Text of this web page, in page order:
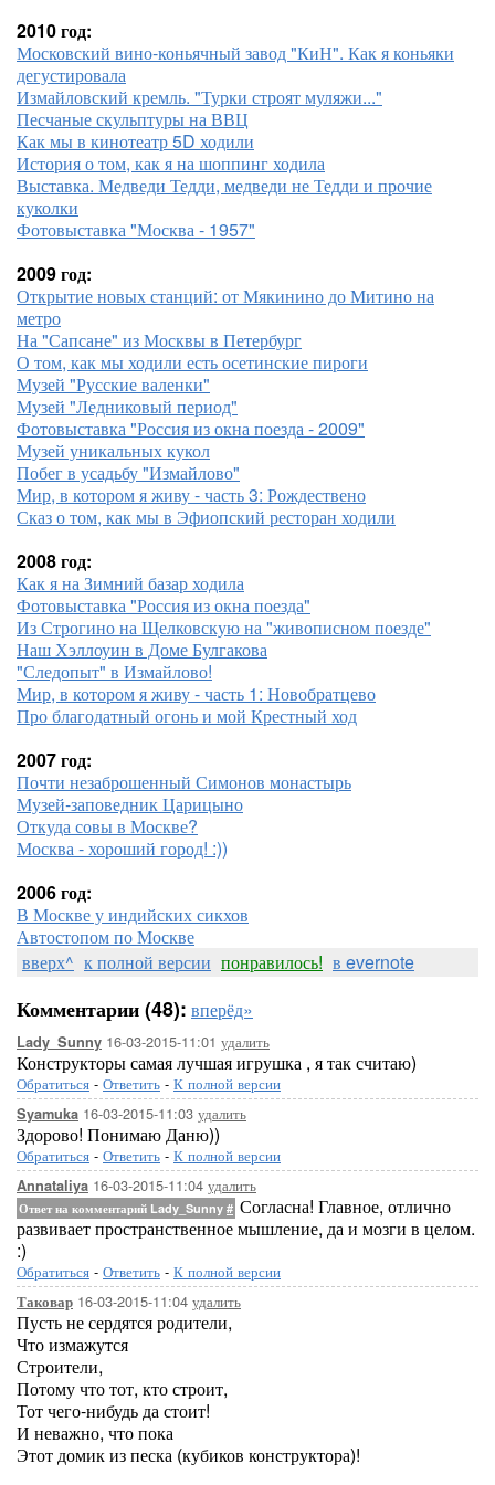
2010 год:
Московский вино-коньячный завод "КиН". Как я коньяки
дегустировала
Измайловский кремль. "Турки строят муляжи..."
Песчаные скульптуры на ВВЦ
Как мы в кинотеатр 5D ходили
История о том, как я на шоппинг ходила
Выставка. Медведи Тедди, медведи не Тедди и прочие
куколки
Фотовыставка "Москва - 1957"
2009 год:
Открытие новых станций: от Мякинино до Митино на
метро
На "Сапсане" из Москвы в Петербург
О том, как мы ходили есть осетинские пироги
Музей "Русские валенки"
Музей "Ледниковый период"
Фотовыставка "Россия из окна поезда - 2009"
Музей уникальных кукол
Побег в усадьбу "Измайлово"
Мир, в котором я живу - часть 3: Рождествено
Сказ о том, как мы в Эфиопский ресторан ходили
2008 год:
Как я на Зимний базар ходила
Фотовыставка "Россия из окна поезда"
Из Строгино на Щелковскую на "живописном поезде"
Наш Хэллоуин в Доме Булгакова
"Следопыт" в Измайлово!
Мир, в котором я живу - часть 1: Новобратцево
Про благодатный огонь и мой Крестный ход
2007 год:
Почти незаброшенный Симонов монастырь
Музей-заповедник Царицыно
Откуда совы в Москве?
Москва - хороший город! :))
2006 год:
В Москве у индийских сикхов
Автостопом по Москве
вверх^ к полной версии понравилось! в evernote
Комментарии (48): вперёд»
Lady_Sunny 16-03-2015-11:01 удалить
Конструкторы самая лучшая игрушка , я так считаю)
Обратиться - Ответить - К полной версии
Syamuka 16-03-2015-11:03 удалить
Здорово! Понимаю Даню))
Обратиться - Ответить - К полной версии
Annataliya 16-03-2015-11:04 удалить
Ответ на комментарий Lady_Sunny # Согласна! Главное, отлично
развивает пространственное мышление, да и мозги в целом.
:)
Обратиться - Ответить - К полной версии
Таковар 16-03-2015-11:04 удалить
Пусть не сердятся родители,
Что измажутся
Строители,
Потому что тот, кто строит,
Тот чего-нибудь да стоит!
И неважно, что пока
Этот домик из песка (кубиков конструктора)!